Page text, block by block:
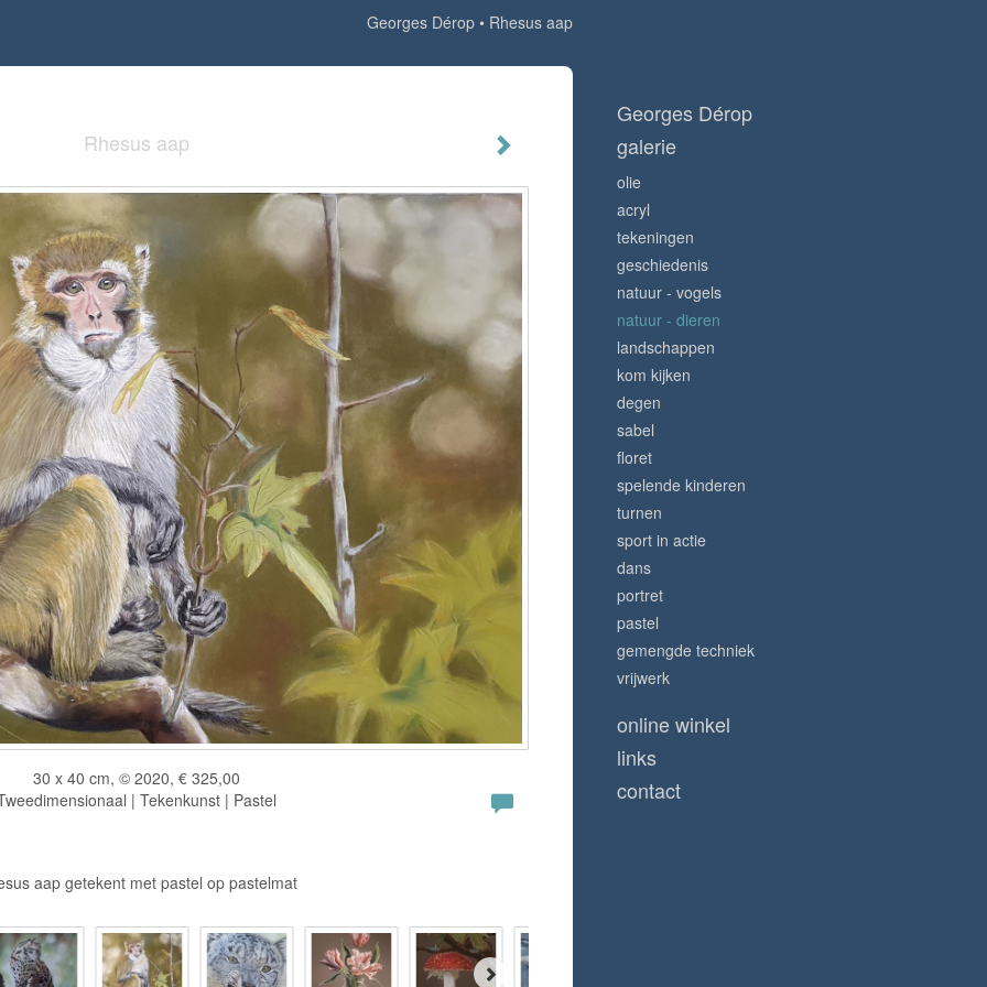
Georges Dérop Rhesus aap
Rhesus aap
30 x 40 cm, © 2020, € 325,00
| Tekenkunst | Pastel
aap getekent met pastel op pastelmat
Georges Dérop
galerie
olie
acryl
tekeningen
geschiedenis
natuur - vogels
natuur - dieren
landschappen
kom kijken
degen
sabel
floret
spelende kinderen
turnen
sport in actie
dans
portret
pastel
gemengde techniek
vrijwerk
online winkel
links
contact